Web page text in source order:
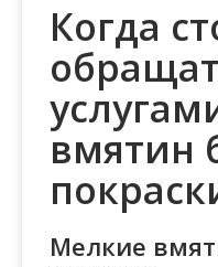
Когда
вмятин
Мелкие